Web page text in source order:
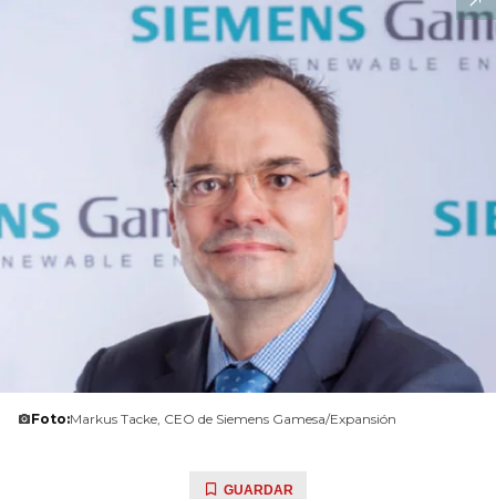
Foto:Markus Tacke, CEO de Siemens Gamesa/Expansión
GUARDAR